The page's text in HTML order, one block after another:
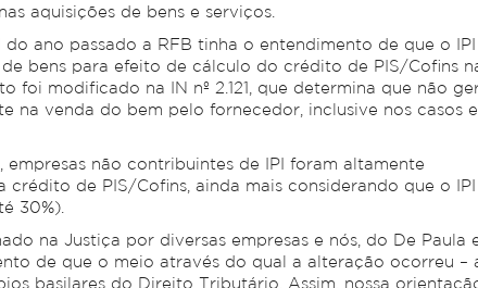
aquisições de bens e serviços.
ano passado a RFB tinha o entendimento de que o IPI
bens para efeito de cálculo do crédito de PIS/Cofins
foi modificado na IN nº 2.121, que determina que não
na venda do bem pelo fornecedor, inclusive nos casos
não contribuintes de IPI foram altamente
de PIS/Cofins, ainda mais considerando que o IPI
30%).
na Justiça por diversas empresas e nós, do De Paula
de que o meio através do qual a alteração ocorreu –
basilares do Direito Tributário. Assim, nossa